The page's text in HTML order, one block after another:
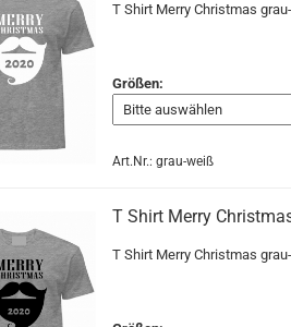
T Shirt Merry Christmas
Größen:
Art.Nr.: grau-weiß
T Shirt Merry
T Shirt Merry Christmas